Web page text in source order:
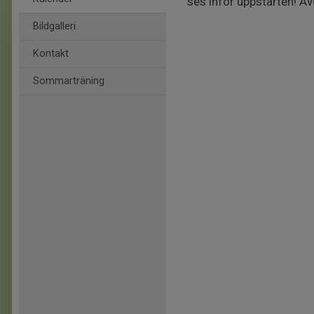
Bildgalleri
Kontakt
Sommarträning